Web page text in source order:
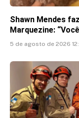
Shawn Mendes
Marquezine:
5 de agosto de 2026